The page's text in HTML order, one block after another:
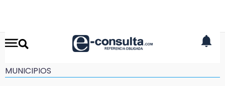
MUNICIPIOS